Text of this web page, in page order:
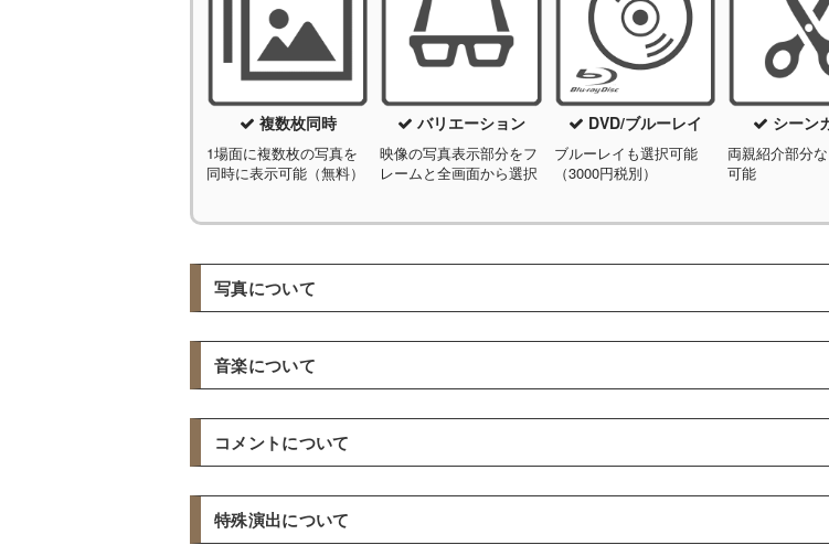
複数枚同時
1場面に複数枚の写真を
同時に表示可能（無料）
バリエーション
映像の写真表示部分をフ
レームと全画面から選択
DVD/ブルーレイ
ブルーレイも選択可能
（3000円税別）
シーン
両親紹介部分
可能
写真について
基本枚数
総枚数60枚まで、各パートの内訳は自由に調整可能
オープニングの切り抜き写真やエンディングの写真なども含めて60枚となります。
使用可能写真
画像データ（ファイル形式 jpg/BMP/PDF）
印画紙の写真（送付頂くと弊社にてスキャン致します）
音楽について
使用可能曲数
3曲まで
新郎・新婦・二人と1曲ずつ使用する事が出来ます。新郎新婦で1曲二人で1曲など2曲
使用楽曲
コメントについて
コメント
特殊演出について